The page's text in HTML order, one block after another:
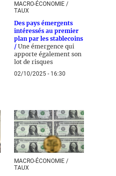
MACRO-ÉCONOMIE /
TAUX
Des pays émergents
intéressés au premier
plan par les stablecoins
/ Une émergence qui
apporte également son
lot de risques
02/10/2025 - 16:30
MACRO-ÉCONOMIE /
TAUX